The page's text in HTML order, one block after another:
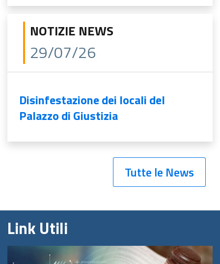
NOTIZIE NEWS
29/07/26
Disinfestazione dei locali del
Palazzo di Giustizia
Tutte le News
Link Utili